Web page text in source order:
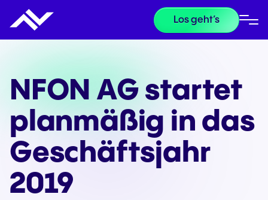
Los geht’s
NFON AG startet
planmäßig in das
Geschäftsjahr
2019